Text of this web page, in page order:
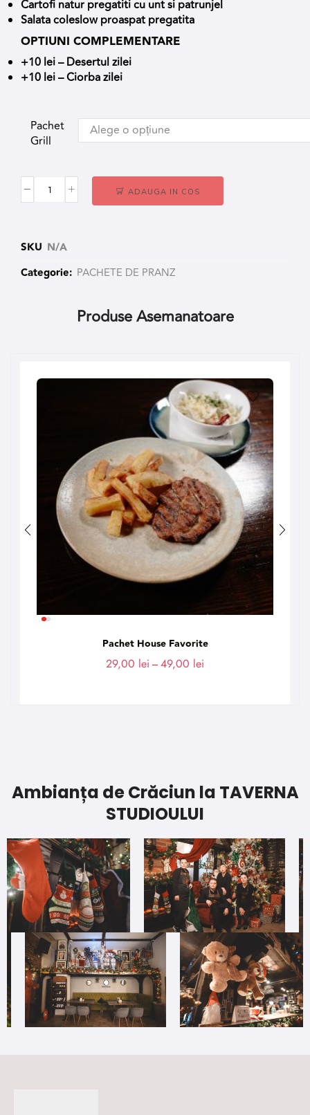
Cartofi natur pregatiti cu unt si patrunjel
Salata coleslow proaspat pregatita
OPTIUNI COMPLEMENTARE
+10 lei – Desertul zilei
+10 lei – Ciorba zilei
Pachet
Grill
ADAUGA IN COS
SKU N/A
Categorie: PACHETE DE PRANZ
Produse Asemanatoare
Pachet House Favorite
29,00 lei –49,00 lei
Ambianța de Crăciun la TAVERNA
STUDIOULUI